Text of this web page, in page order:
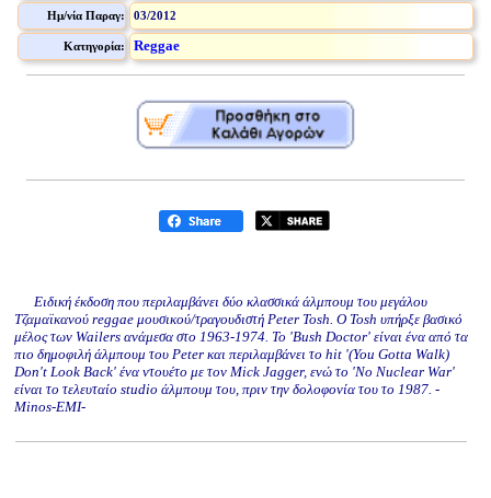
Ημ/νία Παραγ: 03/2012
Κατηγορία: Reggae
Ειδική έκδοση που περιλαμβάνει δύο κλασσικά άλμπουμ του μεγάλου
Τζαμαϊκανού reggae μουσικού/τραγουδιστή Peter Tosh. Ο Tosh υπήρξε βασικό
μέλος των Wailers ανάμεσα στο 1963-1974. Το 'Bush Doctor' είναι ένα από τα
πιο δημοφιλή άλμπουμ του Peter και περιλαμβάνει το hit '(You Gotta Walk)
Don't Look Back' ένα ντουέτο με τον Mick Jagger, ενώ το 'No Nuclear War'
είναι το τελευταίο studio άλμπουμ του, πριν την δολοφονία του το 1987. -
Minos-EMI-